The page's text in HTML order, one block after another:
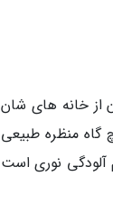
از خانه های شان
گاه منظره طبیعی
آلودگی نوری است